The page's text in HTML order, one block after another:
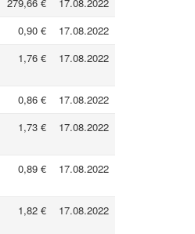
0,90 €
17.08.2022
1,76 € 17.08.2022
0,86 €
17.08.2022
1,73 € 17.08.2022
0,89 € 17.08.2022
1,82 € 17.08.2022